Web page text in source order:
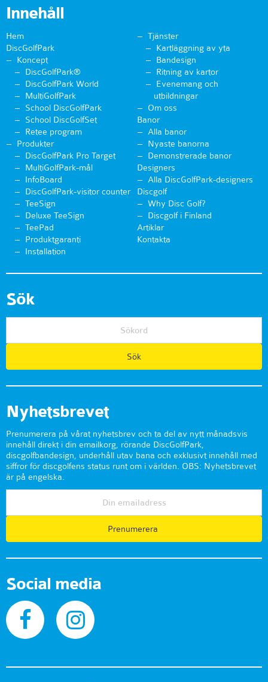
Innehåll
Hem
DiscGolfPark
Koncept
DiscGolfPark®
DiscGolfPark World
MultiGolfPark
School DiscGolfPark
School DiscGolfSet
Retee program
Produkter
DiscGolfPark Pro Target
MultiGolfPark-mål
InfoBoard
DiscGolfPark-visitor counter
TeeSign
Deluxe TeeSign
TeePad
Produktgaranti
Installation
Tjänster
Kartläggning av yta
Bandesign
Ritning av kartor
Evenemang och
utbildningar
Om oss
Banor
Alla banor
Nyaste banorna
Demonstrerade banor
Designers
Alla DiscGolfPark-designers
Discgolf
Why Disc Golf?
Discgolf i Finland
Artiklar
Kontakta
Sök
Nyhetsbrevet
Prenumerera på vårat nyhetsbrev och ta del av nytt månadsvis
innehåll direkt i din emailkorg, rörande DiscGolfPark,
discgolfbandesign, underhåll utav bana och exklusivt innehåll med
siffror för discgolfens status runt om i världen. OBS: Nyhetsbrevet
är på engelska.
Prenumerera
Social media